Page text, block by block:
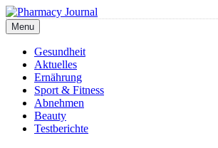
Skip
to
content
Pharmacy Journal
Menu
Gesundheit
Aktuelles
Ernährung
Sport & Fitness
Abnehmen
Beauty
Testberichte